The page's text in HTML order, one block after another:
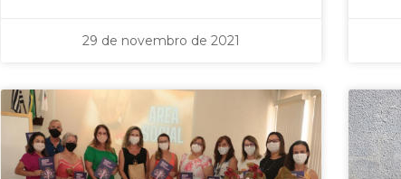
29 de novembro de 2021